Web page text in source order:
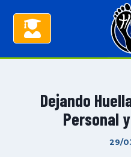
Dejando
Personal
29/